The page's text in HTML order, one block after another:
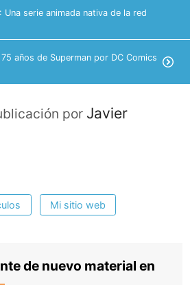
Una serie animada nativa de la red
años de Superman por DC Comics
por Javier
Mi sitio web
de nuevo material en